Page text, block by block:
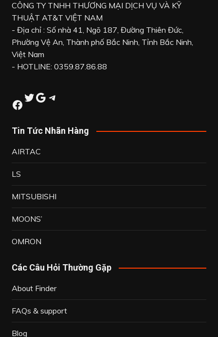
CÔNG TY TNHH THƯƠNG MẠI DỊCH VỤ VÀ KỸ
THUẬT AT&T VIỆT NAM
- Địa chỉ : Số nhà 41, Ngõ 187, Đường Thiên Đức,
Phường Vệ An, Thành phố Bắc Ninh, Tỉnh Bắc Ninh,
Việt Nam
- HOTLINE: 0359.87.86.88
Facebook
Twitter
Google
Telegram
Tin Tức Nhãn Hàng
AIRTAC
LS
MITSUBISHI
MOONS’
OMRON
Các Câu Hỏi Thường Gặp
About Finder
FAQs & support
Blog